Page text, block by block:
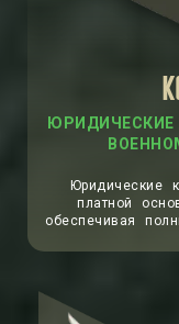
Юридические
платной
обеспечивая